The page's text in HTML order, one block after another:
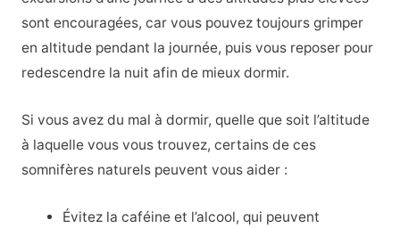
sont encouragées, car vous pouvez toujours grimper
en altitude pendant la journée, puis vous reposer pour
redescendre la nuit afin de mieux dormir.
Si vous avez du mal à dormir, quelle que soit l’altitude
à laquelle vous vous trouvez, certains de ces
somnifères naturels peuvent vous aider :
Évitez la caféine et l’alcool, qui peuvent